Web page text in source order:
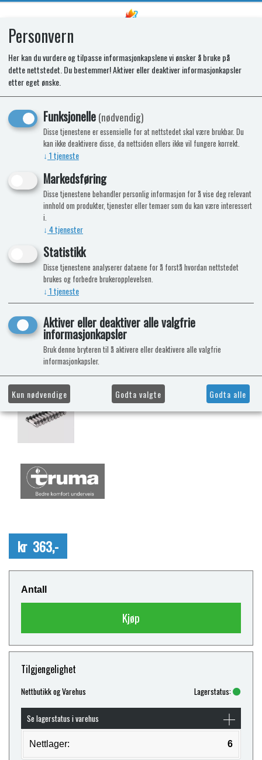
Sikring 10 AF, H 5 x 20 mm - 10pk
Passer til CBG og CBX + E-kit
kr 363,-
Antall
Kjøp
Tilgjengelighet
Nettbutikk og Varehus Lagerstatus:
Se lagerstatus i varehus
Nettlager: 6
Personvern
Her kan du vurdere og tilpasse informasjonkapslene vi ønsker å bruke på
dette nettstedet. Du bestemmer! Aktiver eller deaktiver informasjonkapsler
etter eget ønske.
Funksjonelle(nødvendig)
Disse tjenestene er essensielle for at nettstedet skal være brukbar. Du
kan ikke deaktivere disse, da nettsiden ellers ikke vil fungere korrekt.
↓ 1tjeneste
Markedsføring
Disse tjenestene behandler personlig informasjon for å vise deg relevant
innhold om produkter, tjenester eller temaer som du kan være interessert
i.
↓ 4tjenester
Statistikk
Disse tjenestene analyserer dataene for å forstå hvordan nettstedet
brukes og forbedre brukeropplevelsen.
↓ 1tjeneste
Aktiver eller deaktiver alle valgfrie
informasjonkapsler
Bruk denne bryteren til å aktivere eller deaktivere alle valgfrie
informasjonkapsler.
Kun nødvendige Godta valgte Godta alle